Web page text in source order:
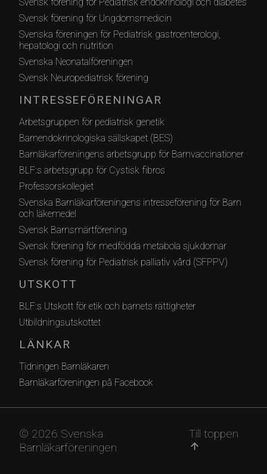
Svensk förening för Ungdomsmedicin
Svenska föreningen för Pediatrisk gastroenterologi,
hepatologi och nutrition
Svenska Neonatalföreningen
Svensk Neuropediatrisk förening
INTRESSEFÖRENINGAR
Arbetsgruppen för pediatrisk genetik
Barnendokrinologiska sällskapet (BES)
Barnläkarföreningens arbetsgrupp för Barnvaccinationer
BLF:s arbetsgrupp för Cystisk fibros
Professorskollegiet
Svenska Barnläkarföreningens intresseförening för Barn
och läkemedel
Svensk Barnsmärtförening
Svensk förening för medfödda metabola sjukdomar
Svensk förening för Pediatrisk palliativ vård (SFPPV)
UTSKOTT
BLF:s Utskott för etik och barnets rättigheter
Utbildningsutskottet
LÄNKAR
Tidningen Barnläkaren
Barnläkarföreningen på Facebook
© 2026 Svenska
Barnläkarföreningen
Till toppen
arrow_upward